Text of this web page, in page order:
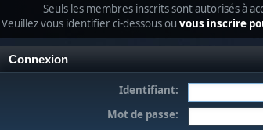
Seuls les membres inscrits sont autorisés à
Veuillez vous identifier ci-dessous ou vous inscrire
Connexion
Identifiant:
Mot de passe: